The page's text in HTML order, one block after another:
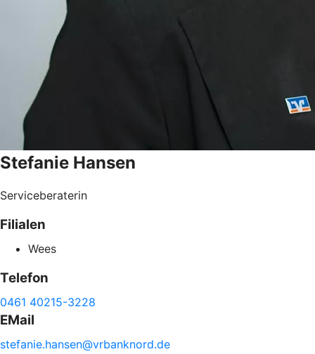
Stefanie Hansen
Serviceberaterin
Filialen
Wees
Telefon
0461 40215-3228
EMail
stefanie.hansen@vrbanknord.de